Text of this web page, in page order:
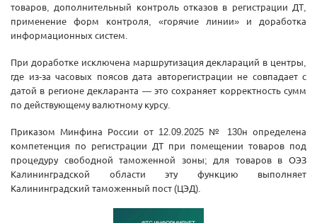
товаров, дополнительный контроль отказов в регистрации ДТ,
применение форм контроля, «горячие линии» и доработка
информационных систем.
При доработке исключена маршрутизация деклараций в центры,
где из‑за часовых поясов дата авторегистрации не совпадает с
датой в регионе декларанта — это сохраняет корректность сумм
по действующему валютному курсу.
Приказом Минфина России от 12.09.2025 № 130н определена
компетенция по регистрации ДТ при помещении товаров под
процедуру свободной таможенной зоны; для товаров в ОЭЗ
Калининградской области эту функцию выполняет
Калининградский таможенный пост (ЦЭД).